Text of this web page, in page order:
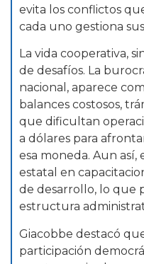
evita los conflictos
cada uno gestiona
La vida cooperativa,
de desafíos. La
nacional, aparece
balances costosos,
que dificultan
a dólares para
esa moneda. Aun
estatal en
de desarrollo, lo que
estructura
Giacobbe destacó
participación